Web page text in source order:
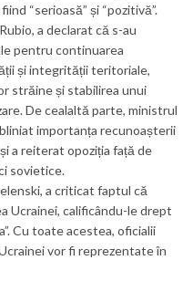
“serioasă” și “pozitivă”.
a declarat că s-au
pentru continuarea
și integrității teritoriale,
străine și stabilirea unui
De cealaltă parte, ministrul
importanța recunoașterii
a reiterat opoziția față de
sovietice.
a criticat faptul că
Ucrainei, calificându-le drept
Cu toate acestea, oficialii
vor fi reprezentate în